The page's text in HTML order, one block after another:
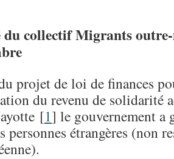
collectif Migrants
projet de loi de finances
du revenu de solidarité
[1] le gouvernement a
personnes étrangères (non